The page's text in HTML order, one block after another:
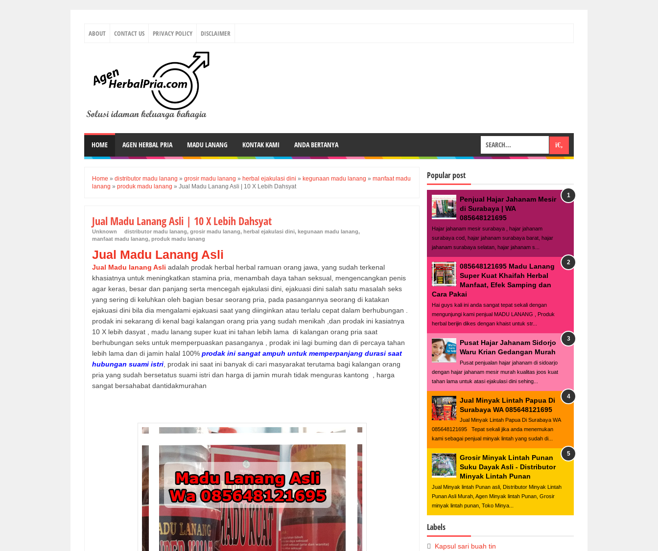
ABOUT CONTACT US PRIVACY POLICY DISCLAIMER
HOME AGEN HERBAL PRIA MADU LANANG KONTAK KAMI ANDA BERTANYA
Home » distributor madu lanang » grosir madu lanang » herbal ejakulasi dini » kegunaan madu lanang » manfaat madu
lanang » produk madu lanang » Jual Madu Lanang Asli | 10 X Lebih Dahsyat
Jual Madu Lanang Asli | 10 X Lebih Dahsyat
Unknown distributor madu lanang, grosir madu lanang, herbal ejakulasi dini, kegunaan madu lanang,
manfaat madu lanang, produk madu lanang
Jual Madu Lanang Asli
Jual Madu lanang Asli adalah prodak herbal herbal ramuan orang jawa, yang sudah terkenal
khasiatnya untuk meningkatkan stamina pria, menambah daya tahan seksual, mengencangkan penis
agar keras, besar dan panjang serta mencegah ejakulasi dini, ejakuasi dini salah satu masalah seks
yang sering di keluhkan oleh bagian besar seorang pria, pada pasangannya seorang di katakan
ejakuasi dini bila dia mengalami ejakuasi saat yang diinginkan atau terlalu cepat dalam berhubungan .
prodak ini sekarang di kenal bagi kalangan orang pria yang sudah menikah ,dan prodak ini kasiatnya
10 X lebih dasyat , madu lanang super kuat ini tahan lebih lama di kalangan orang pria saat
berhubungan seks untuk memperpuaskan pasanganya , prodak ini lagi buming dan di percaya tahan
lebih lama dan di jamin halal 100% prodak ini sangat ampuh untuk memperpanjang durasi saat
hubungan suami istri , prodak ini saat ini banyak di cari masyarakat terutama bagi kalangan orang
pria yang sudah bersetatus suami istri dan harga di jamin murah tidak menguras kantong
, harga
sangat bersahabat dantidakmurahan
Popular post
Penjual Hajar Jahanam Mesir
di Surabaya | WA
085648121695
Hajar jahanam mesir surabaya , hajar jahanam
surabaya cod, hajar jahanam surabaya barat, hajar
jahanam surabaya selatan, hajar jahanam s...
085648121695 Madu Lanang
Super Kuat Khaifah Herbal
Manfaat, Efek Samping dan
Cara Pakai
Hai guys kali ini anda sangat tepat sekali dengan
mengunjungi kami penjual MADU LANANG , Produk
herbal berijin dikes dengan khaist untuk str...
Pusat Hajar Jahanam Sidorjo
Waru Krian Gedangan Murah
Pusat penjualan hajar jahanam di sidoarjo
dengan hajar jahanam mesir murah kualitas joos kuat
tahan lama untuk atasi ejakulasi dini sehing...
Jual Minyak Lintah Papua Di
Surabaya WA 085648121695
Jual Minyak Lintah Papua Di Surabaya WA
085648121695 Tepat sekali jika anda menemukan
kami sebagai penjual minyak lintah yang sudah di...
Grosir Minyak Lintah Punan
Suku Dayak Asli - Distributor
Minyak Lintah Punan
Jual Minyak lintah Punan asli, Distributor Minyak Lintah
Punan Asli Murah, Agen Minyak lintah Punan, Grosir
minyak lintah punan, Toko Minya...
Labels
Kapsul sari buah tin